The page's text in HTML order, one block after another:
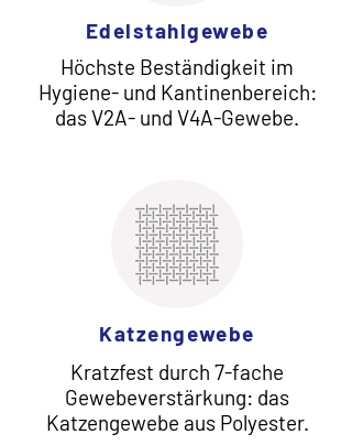
Edelstahlgewebe
Höchste Beständigkeit im
Hygiene- und Kantinenbereich:
das V2A- und V4A-Gewebe.
Katzengewebe
Kratzfest durch 7-fache
Gewebeverstärkung: das
Katzengewebe aus Polyester.